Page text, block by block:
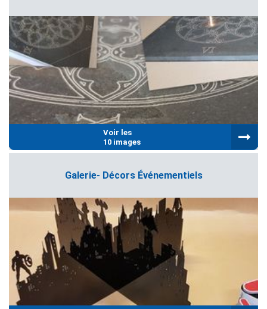
Voir les
10 images
Galerie- Décors Événementiels